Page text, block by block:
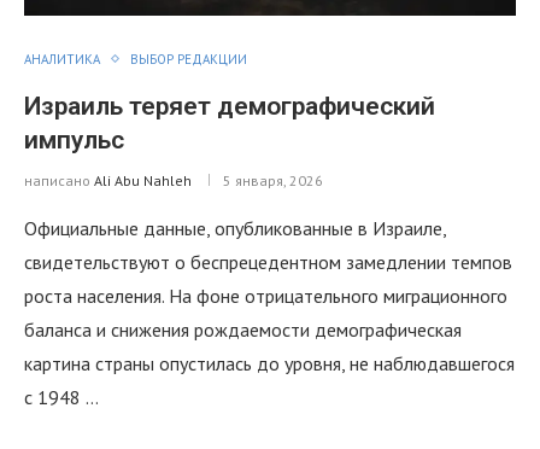
АНАЛИТИКА ВЫБОР РЕДАКЦИИ
Израиль теряет демографический
импульс
написано Ali Abu Nahleh 5 января, 2026
Официальные данные, опубликованные в Израиле,
свидетельствуют о беспрецедентном замедлении темпов
роста населения. На фоне отрицательного миграционного
баланса и снижения рождаемости демографическая
картина страны опустилась до уровня, не наблюдавшегося
с 1948 …